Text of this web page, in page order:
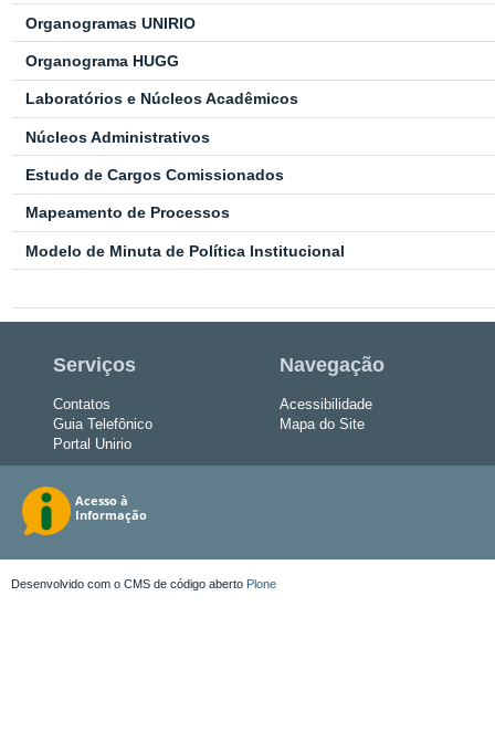
Organogramas UNIRIO
Organograma HUGG
Laboratórios e Núcleos Acadêmicos
Núcleos Administrativos
Estudo de Cargos Comissionados
Mapeamento de Processos
Modelo de Minuta de Política Institucional
Serviços
Contatos
Guia Telefônico
Portal Unirio
Navegação
Acessibilidade
Mapa do Site
Desenvolvido com o CMS de código aberto Plone